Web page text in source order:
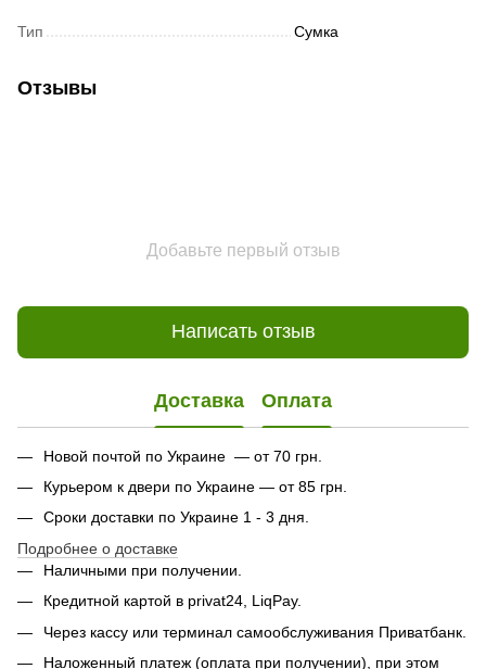
Тип Сумка
Отзывы
Добавьте первый отзыв
Написать отзыв
Доставка Оплата
Новой почтой по Украине — от 70 грн.
Курьером к двери по Украине — от 85 грн.
Сроки доставки по Украине 1 - 3 дня.
Подробнее о доставке
Наличными при получении.
Кредитной картой в privat24, LiqPay.
Через кассу или терминал самообслуживания Приватбанк.
Наложенный платеж (оплата при получении), при этом